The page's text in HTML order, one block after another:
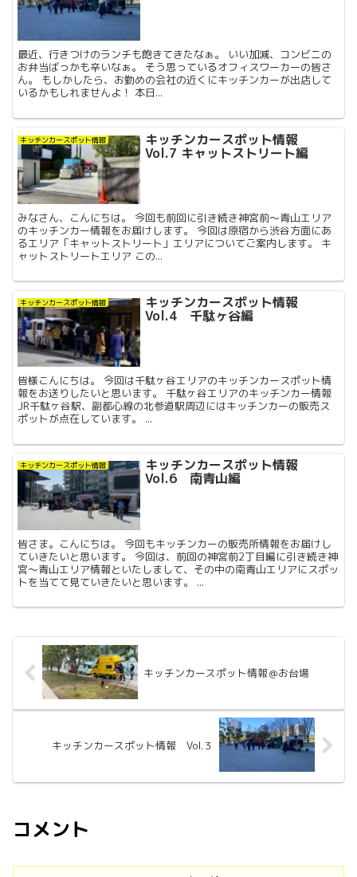
最近、行きつけのランチも飽きてきたなぁ。 いい加減、コンビニの
お弁当ばっかも辛いなぁ。 そう思っているオフィスワーカーの皆さ
ん。 もしかしたら、お勤めの会社の近くにキッチンカーが出店して
いるかもしれませんよ！ 本日...
キッチンカースポット情報 キッチンカースポット情報
Vol.7 キャットストリート編
みなさん、こんにちは。 今回も前回に引き続き神宮前〜青山エリア
のキッチンカー情報をお届けします。 今回は原宿から渋谷方面にあ
るエリア「キャットストリート」エリアについてご案内します。 キ
ャットストリートエリア この...
キッチンカースポット情報 キッチンカースポット情報
Vol.4 千駄ヶ谷編
皆様こんにちは。 今回は千駄ヶ谷エリアのキッチンカースポット情
報をお送りしたいと思います。 千駄ヶ谷エリアのキッチンカー情報
JR千駄ヶ谷駅、副都心線の北参道駅周辺にはキッチンカーの販売ス
ポットが点在しています。 ...
キッチンカースポット情報 キッチンカースポット情報
Vol.6 南青山編
皆さま。こんにちは。 今回もキッチンカーの販売所情報をお届けし
ていきたいと思います。 今回は、前回の神宮前2丁目編に引き続き神
宮〜青山エリア情報といたしまして、その中の南青山エリアにスポッ
トを当てて見ていきたいと思います。 ...
キッチンカースポット情報＠お台場
キッチンカースポット情報 Vol.３
コメント